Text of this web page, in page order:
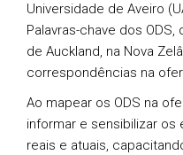
Universidade de Aveiro
Palavras-chave dos
de Auckland, na Nova
correspondências na
Ao mapear os ODS na
informar e sensibilizar
reais e atuais,